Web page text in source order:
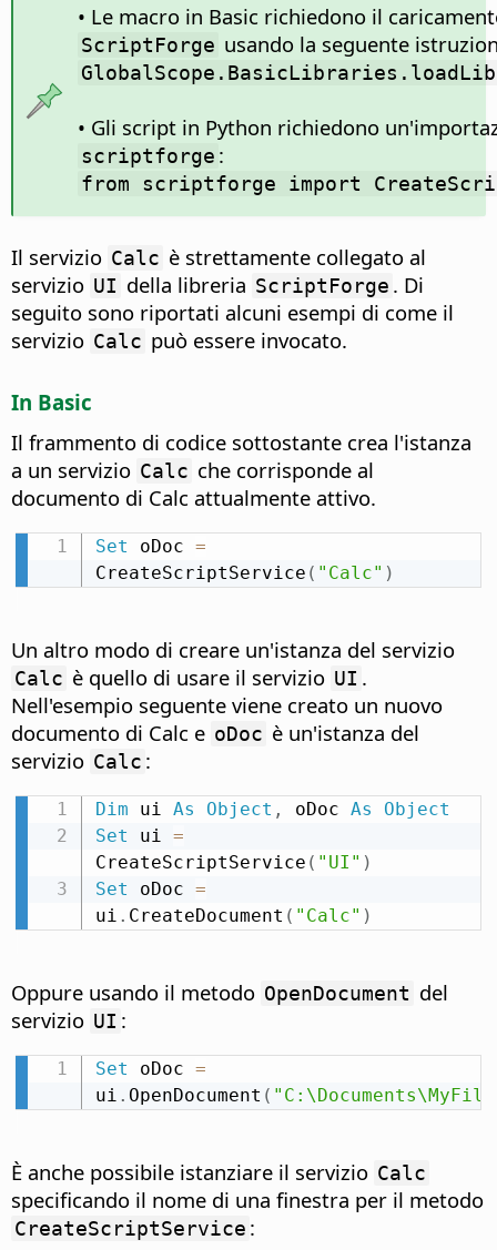
• Le macro in Basic richiedono il
ScriptForge usando la seguente
• Gli script in Python richiedono
scriptforge :
from scriptforge import
Il servizio Calc è strettamente collegato al
servizio UI della libreria ScriptForge . Di
seguito sono riportati alcuni esempi di come il
servizio Calc può essere invocato.
In Basic
Il frammento di codice sottostante crea l'istanza
a un servizio Calc che corrisponde al
documento di Calc attualmente attivo.
Set oDoc =
CreateScriptService ( "Calc" )
Un altro modo di creare un'istanza del servizio
Calc è quello di usare il servizio UI .
Nell'esempio seguente viene creato un nuovo
documento di Calc e oDoc è un'istanza del
servizio Calc :
Dim ui As Object , oDoc As
Object
Set ui =
CreateScriptService ( "UI" )
Set oDoc =
ui . CreateDocument ( "Calc" )
Oppure usando il metodo OpenDocument del
servizio UI :
Set oDoc =
ui . OpenDocument (
È anche possibile istanziare il servizio Calc
specificando il nome di una finestra per il metodo
CreateScriptService :